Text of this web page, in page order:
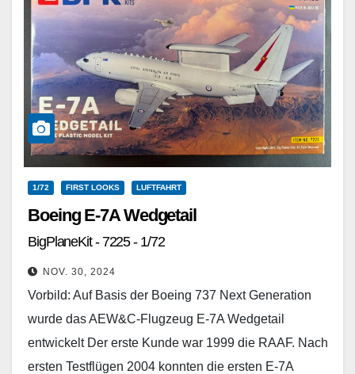
1/72 FIRST LOOKS LUFTFAHRT
Boeing E-7A Wedgetail
BigPlaneKit - 7225 - 1/72
NOV. 30, 2024
Vorbild: Auf Basis der Boeing 737 Next Generation
wurde das AEW&C-Flugzeug E-7A Wedgetail
entwickelt Der erste Kunde war 1999 die RAAF. Nach
ersten Testflügen 2004 konnten die ersten E-7A